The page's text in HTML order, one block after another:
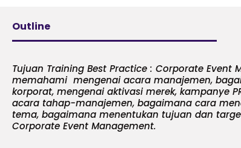
Outline
Tujuan Training Best Practice : Corporate
memahami mengenai acara manajemen,
korporat, mengenai aktivasi merek, kampanye
acara tahap-manajemen, bagaimana cara
tema, bagaimana menentukan tujuan dan
Corporate Event Management.